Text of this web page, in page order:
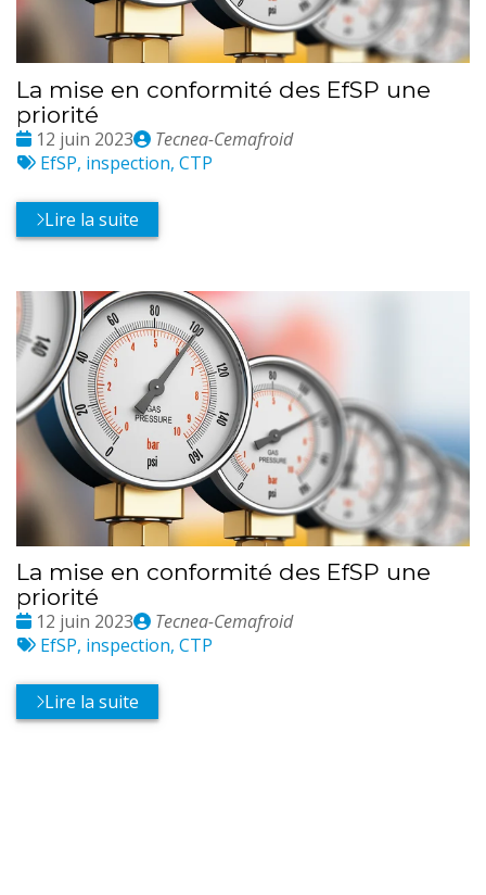
La mise en conformité des EfSP une
priorité
Date
:
12 juin 2023
Publié
par
Tecnea-Cemafroid
Tags
EfSP, inspection, CTP
Lire la suite
La mise en conformité des EfSP une
priorité
Date
:
12 juin 2023
Publié
par
Tecnea-Cemafroid
Tags
EfSP, inspection, CTP
Lire la suite